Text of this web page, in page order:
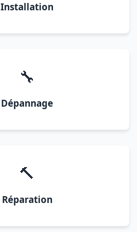
Installation
🔧
Dépannage
🔨
Réparation